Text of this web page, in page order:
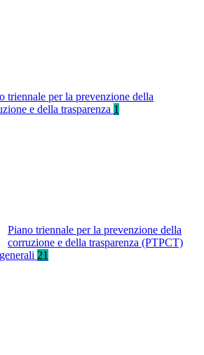
triennale per la prevenzione della
e della trasparenza 1
Piano triennale per la prevenzione della
corruzione e della trasparenza (PTPCT)
21